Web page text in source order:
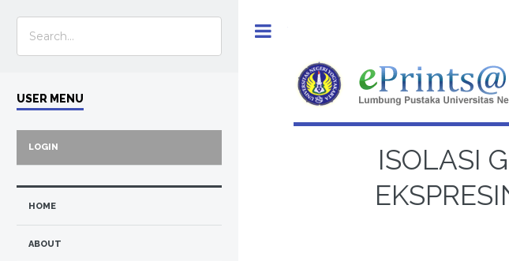
ISOLASI
USER MENU
LOGIN
HOME
ABOUT